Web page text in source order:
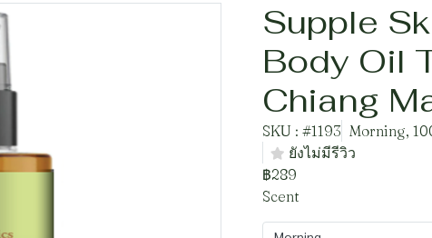
Supple
Body Oil
Chiang
SKU : #1193 Morning,
ยังไม่มีรีวิว
฿289
Scent